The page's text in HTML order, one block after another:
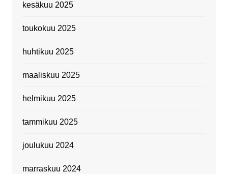
kesäkuu 2025
toukokuu 2025
huhtikuu 2025
maaliskuu 2025
helmikuu 2025
tammikuu 2025
joulukuu 2024
marraskuu 2024